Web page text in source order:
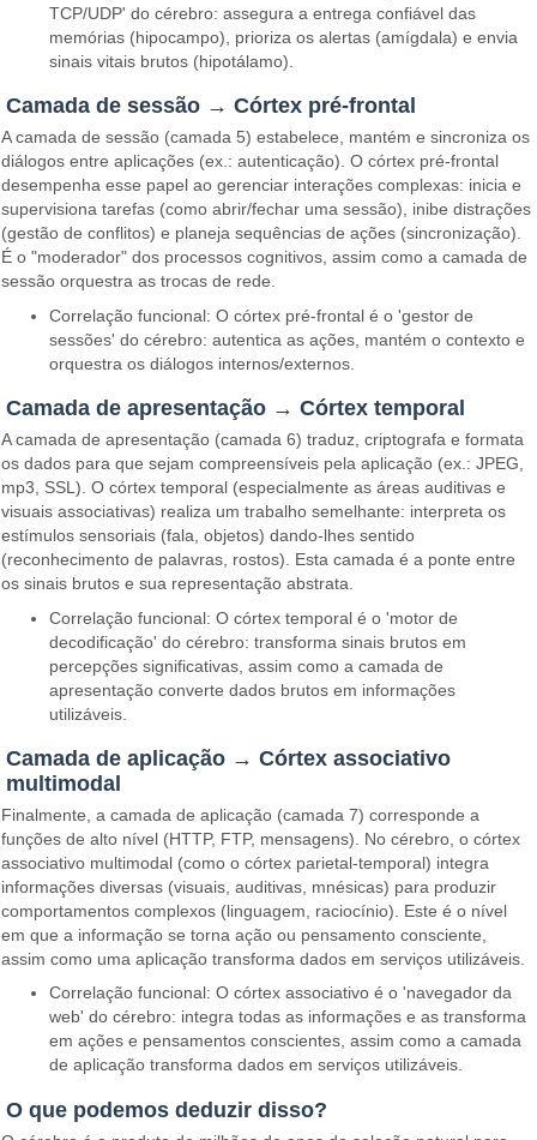
TCP/UDP' do cérebro: assegura a entrega confiável das
memórias (hipocampo), prioriza os alertas (amígdala) e envia
sinais vitais brutos (hipotálamo).
Camada de sessão → Córtex pré-frontal
A camada de sessão (camada 5) estabelece, mantém e sincroniza os
diálogos entre aplicações (ex.: autenticação). O córtex pré-frontal
desempenha esse papel ao gerenciar interações complexas: inicia e
supervisiona tarefas (como abrir/fechar uma sessão), inibe distrações
(gestão de conflitos) e planeja sequências de ações (sincronização).
É o "moderador" dos processos cognitivos, assim como a camada de
sessão orquestra as trocas de rede.
Correlação funcional: O córtex pré-frontal é o 'gestor de
sessões' do cérebro: autentica as ações, mantém o contexto e
orquestra os diálogos internos/externos.
Camada de apresentação → Córtex temporal
A camada de apresentação (camada 6) traduz, criptografa e formata
os dados para que sejam compreensíveis pela aplicação (ex.: JPEG,
mp3, SSL). O córtex temporal (especialmente as áreas auditivas e
visuais associativas) realiza um trabalho semelhante: interpreta os
estímulos sensoriais (fala, objetos) dando-lhes sentido
(reconhecimento de palavras, rostos). Esta camada é a ponte entre
os sinais brutos e sua representação abstrata.
Correlação funcional: O córtex temporal é o 'motor de
decodificação' do cérebro: transforma sinais brutos em
percepções significativas, assim como a camada de
apresentação converte dados brutos em informações
utilizáveis.
Camada de aplicação → Córtex associativo
multimodal
Finalmente, a camada de aplicação (camada 7) corresponde a
funções de alto nível (HTTP, FTP, mensagens). No cérebro, o córtex
associativo multimodal (como o córtex parietal-temporal) integra
informações diversas (visuais, auditivas, mnésicas) para produzir
comportamentos complexos (linguagem, raciocínio). Este é o nível
em que a informação se torna ação ou pensamento consciente,
assim como uma aplicação transforma dados em serviços utilizáveis.
Correlação funcional: O córtex associativo é o 'navegador da
web' do cérebro: integra todas as informações e as transforma
em ações e pensamentos conscientes, assim como a camada
de aplicação transforma dados em serviços utilizáveis.
O que podemos deduzir disso?